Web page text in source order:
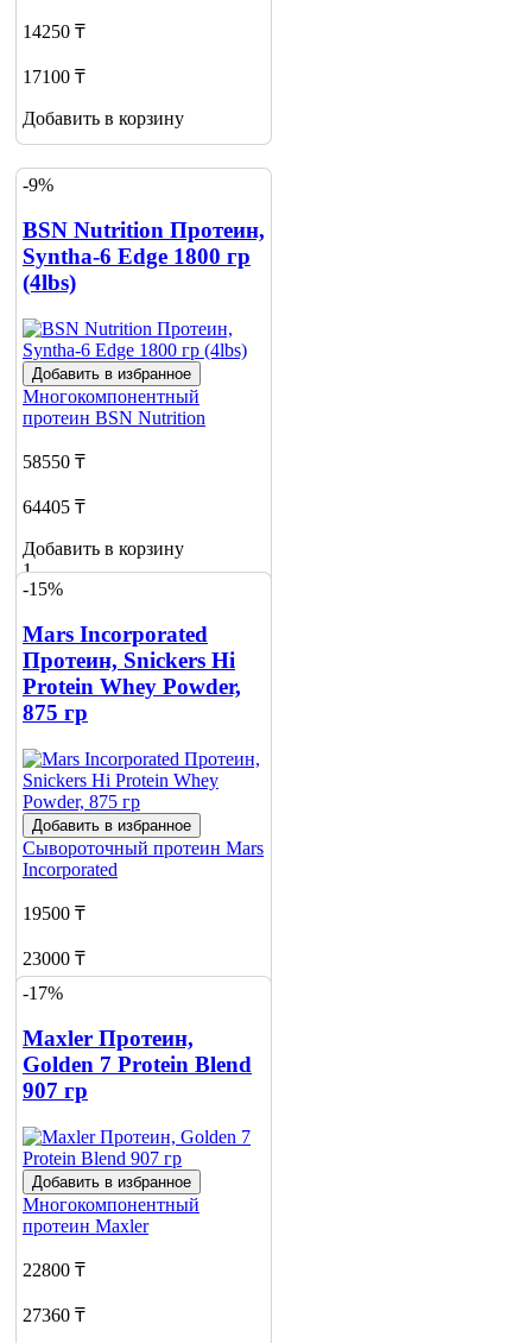
14250 ₸
17100 ₸
Добавить в корзину
-9%
BSN Nutrition Протеин,
Syntha-6 Edge 1800 гр
(4lbs)
Добавить в избранное
Многокомпонентный
протеин BSN Nutrition
58550 ₸
64405 ₸
Добавить в корзину
1
-15%
Mars Incorporated
Протеин, Snickers Hi
Protein Whey Powder,
875 гр
Добавить в избранное
Сывороточный протеин Mars
Incorporated
19500 ₸
23000 ₸
Добавить в корзину
-17%
Maxler Протеин,
Golden 7 Protein Blend
907 гр
Добавить в избранное
Многокомпонентный
протеин Maxler
22800 ₸
27360 ₸